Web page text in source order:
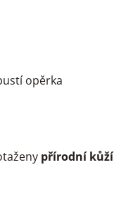
opěrka
přírodní kůží